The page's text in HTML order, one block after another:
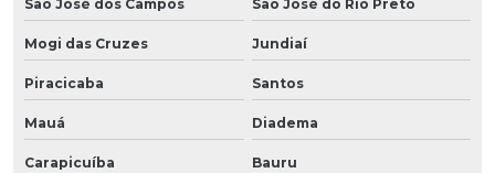
São José dos Campos São José do Rio Preto
Mogi das Cruzes Jundiaí
Piracicaba Santos
Mauá Diadema
Carapicuíba Bauru